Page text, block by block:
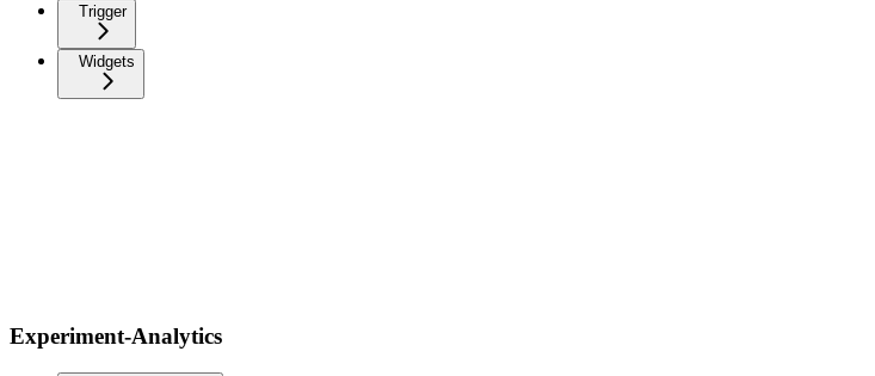
Trigger
Widgets
Experiment-Analytics